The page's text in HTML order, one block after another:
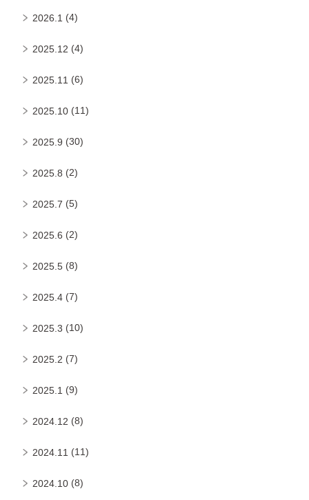
2026.1 (4)
2025.12 (4)
2025.11 (6)
2025.10 (11)
2025.9 (30)
2025.8 (2)
2025.7 (5)
2025.6 (2)
2025.5 (8)
2025.4 (7)
2025.3 (10)
2025.2 (7)
2025.1 (9)
2024.12 (8)
2024.11 (11)
2024.10 (8)